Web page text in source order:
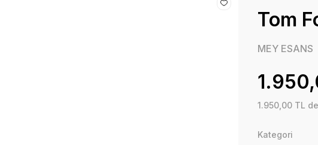
Tom
MEY ESANS
1.950,00 TL
Kategori